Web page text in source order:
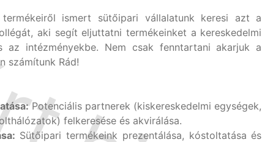
termékeiről ismert sütőipari vállalatunk keresi azt a
aki segít eljuttatni termékeinket a kereskedelmi
az intézményekbe. Nem csak fenntartani akarjuk a
számítunk Rád!
Potenciális partnerek (kiskereskedelmi egységek,
felkeresése és akvirálása.
Sütőipari termékeink prezentálása, kóstoltatása és